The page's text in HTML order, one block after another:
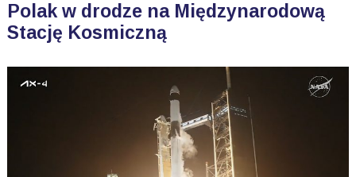
Polak w drodze na Międzynarodową
Stację Kosmiczną